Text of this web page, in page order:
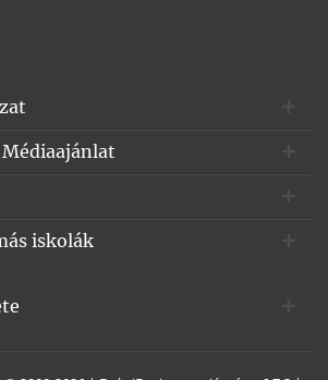
iskolák